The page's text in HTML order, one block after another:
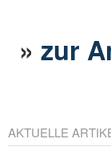
»zur
AKTUELLE